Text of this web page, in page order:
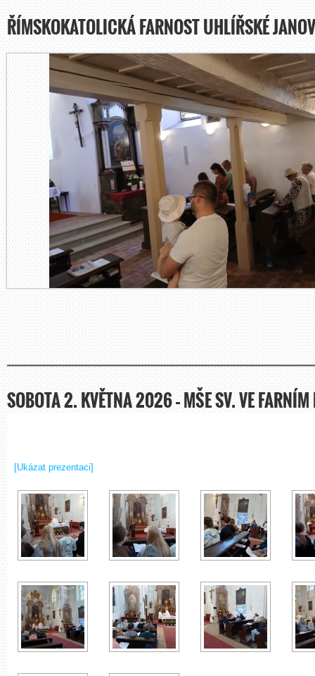
ŘÍMSKOKATOLICKÁ FARNOST UHLÍŘSKÉ
SOBOTA 2. KVĚTNA 2026 – MŠE SV. VE
[Ukázat prezentaci]